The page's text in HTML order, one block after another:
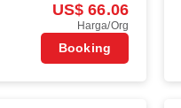
US$ 66.06
Harga/Org
Booking